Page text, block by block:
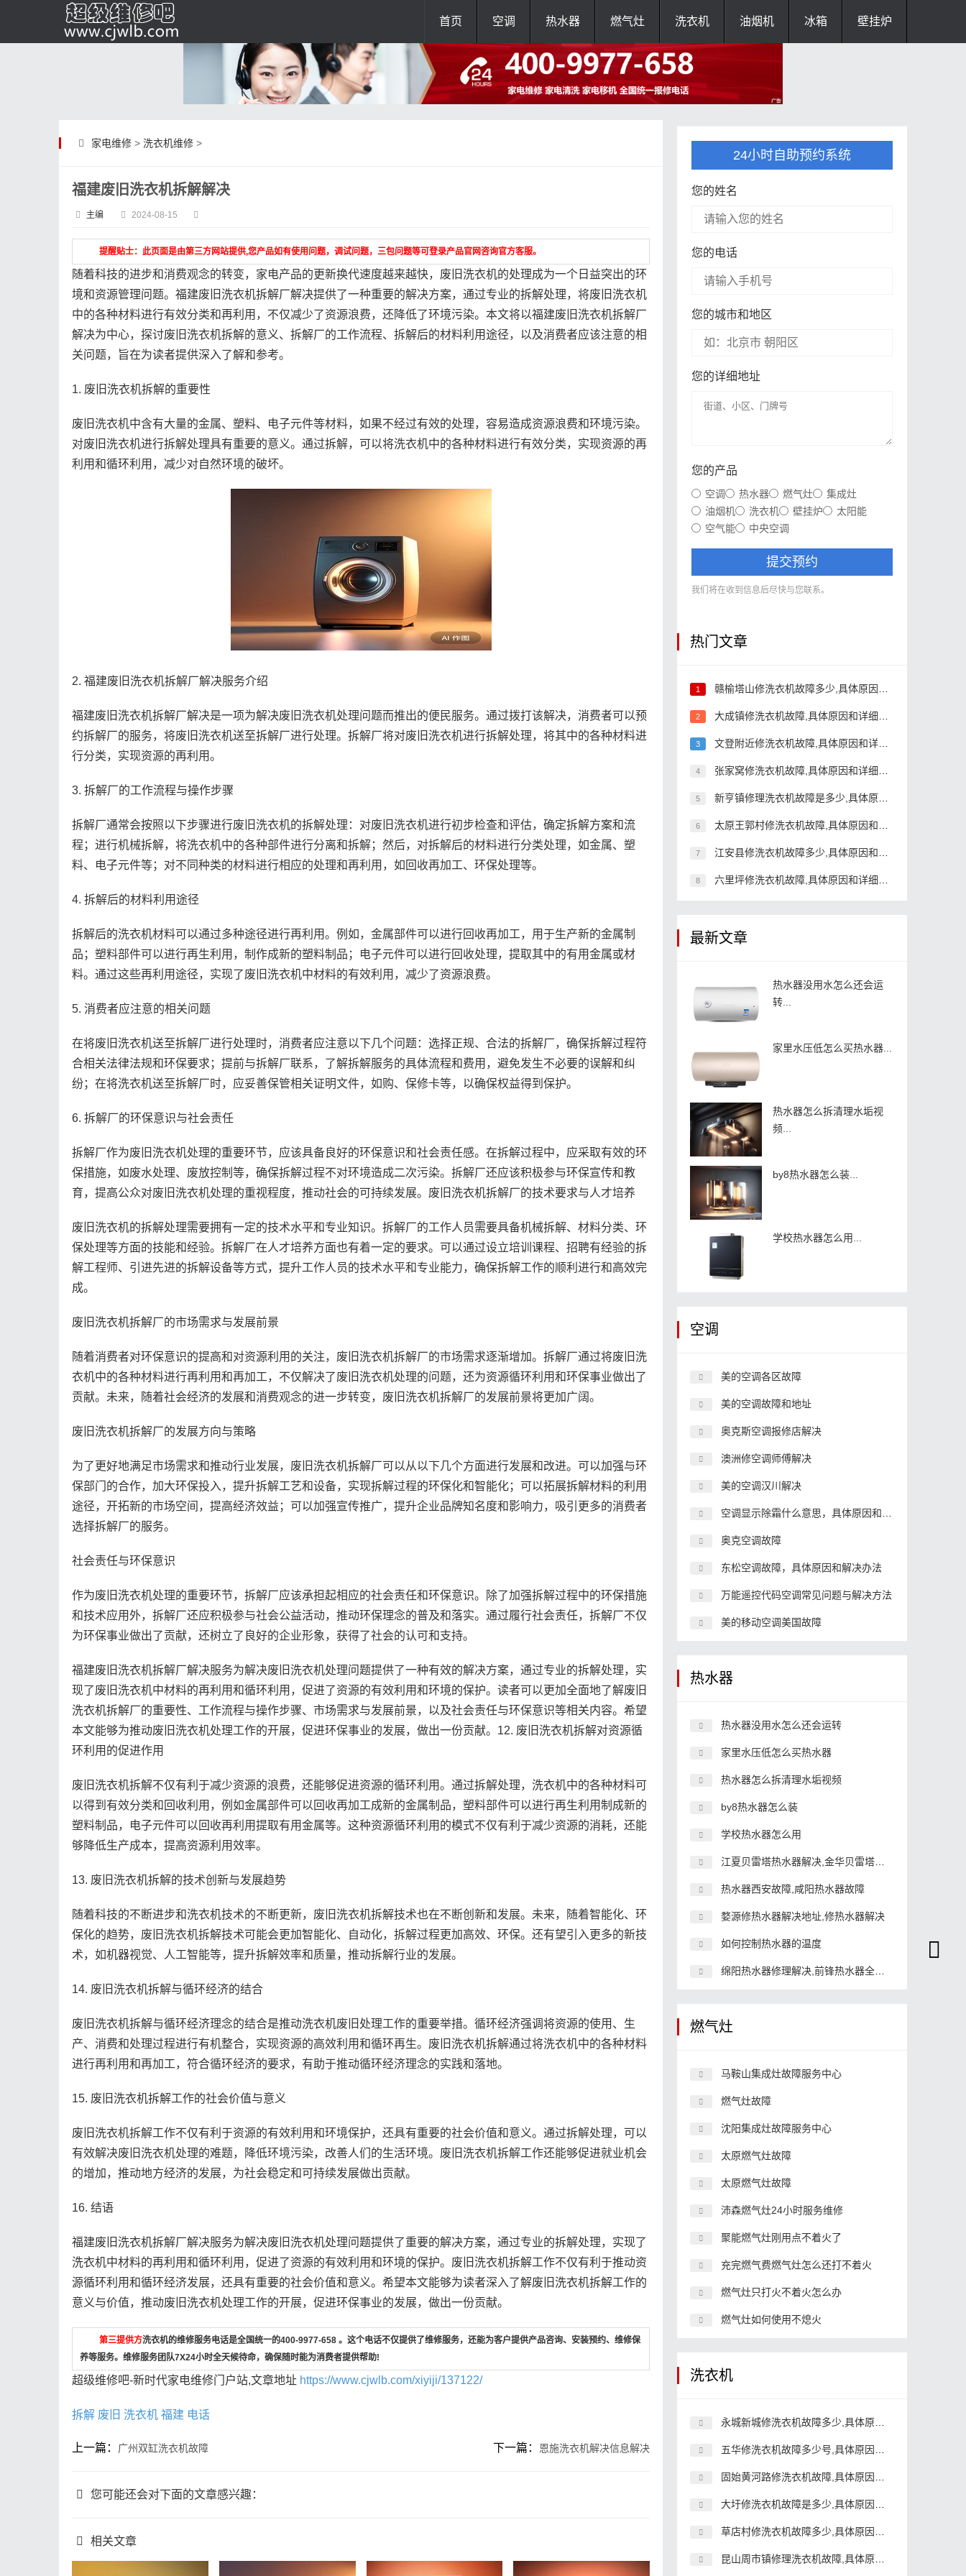
首页 空调 热水器 燃气灶 洗衣机 油烟机 冰箱 壁挂炉
家电维修> 洗衣机维修>
福建废旧洗衣机拆解解决
主编 2024-08-15
提醒贴士：此页面是由第三方网站提供,您产品如有使用问题，调试问题，三包问题等可登录产品官网咨询官方客服。
随着科技的进步和消费观念的转变，家电产品的更新换代速度越来越快，废旧洗衣机的处理成为一个日益突出的环
境和资源管理问题。福建废旧洗衣机拆解厂解决提供了一种重要的解决方案，通过专业的拆解处理，将废旧洗衣机
中的各种材料进行有效分类和再利用，不仅减少了资源浪费，还降低了环境污染。本文将以福建废旧洗衣机拆解厂
解决为中心，探讨废旧洗衣机拆解的意义、拆解厂的工作流程、拆解后的材料利用途径，以及消费者应该注意的相
关问题，旨在为读者提供深入了解和参考。
1. 废旧洗衣机拆解的重要性
废旧洗衣机中含有大量的金属、塑料、电子元件等材料，如果不经过有效的处理，容易造成资源浪费和环境污染。
对废旧洗衣机进行拆解处理具有重要的意义。通过拆解，可以将洗衣机中的各种材料进行有效分类，实现资源的再
利用和循环利用，减少对自然环境的破坏。
2. 福建废旧洗衣机拆解厂解决服务介绍
福建废旧洗衣机拆解厂解决是一项为解决废旧洗衣机处理问题而推出的便民服务。通过拨打该解决，消费者可以预
约拆解厂的服务，将废旧洗衣机送至拆解厂进行处理。拆解厂将对废旧洗衣机进行拆解处理，将其中的各种材料进
行分类，实现资源的再利用。
3. 拆解厂的工作流程与操作步骤
拆解厂通常会按照以下步骤进行废旧洗衣机的拆解处理：对废旧洗衣机进行初步检查和评估，确定拆解方案和流
程；进行机械拆解，将洗衣机中的各种部件进行分离和拆解；然后，对拆解后的材料进行分类处理，如金属、塑
料、电子元件等；对不同种类的材料进行相应的处理和再利用，如回收再加工、环保处理等。
4. 拆解后的材料利用途径
拆解后的洗衣机材料可以通过多种途径进行再利用。例如，金属部件可以进行回收再加工，用于生产新的金属制
品；塑料部件可以进行再生利用，制作成新的塑料制品；电子元件可以进行回收处理，提取其中的有用金属或材
料。通过这些再利用途径，实现了废旧洗衣机中材料的有效利用，减少了资源浪费。
5. 消费者应注意的相关问题
在将废旧洗衣机送至拆解厂进行处理时，消费者应注意以下几个问题：选择正规、合法的拆解厂，确保拆解过程符
合相关法律法规和环保要求；提前与拆解厂联系，了解拆解服务的具体流程和费用，避免发生不必要的误解和纠
纷；在将洗衣机送至拆解厂时，应妥善保管相关证明文件，如购、保修卡等，以确保权益得到保护。
6. 拆解厂的环保意识与社会责任
拆解厂作为废旧洗衣机处理的重要环节，应该具备良好的环保意识和社会责任感。在拆解过程中，应采取有效的环
保措施，如废水处理、废放控制等，确保拆解过程不对环境造成二次污染。拆解厂还应该积极参与环保宣传和教
育，提高公众对废旧洗衣机处理的重视程度，推动社会的可持续发展。废旧洗衣机拆解厂的技术要求与人才培养
废旧洗衣机的拆解处理需要拥有一定的技术水平和专业知识。拆解厂的工作人员需要具备机械拆解、材料分类、环
保处理等方面的技能和经验。拆解厂在人才培养方面也有着一定的要求。可以通过设立培训课程、招聘有经验的拆
解工程师、引进先进的拆解设备等方式，提升工作人员的技术水平和专业能力，确保拆解工作的顺利进行和高效完
成。
废旧洗衣机拆解厂的市场需求与发展前景
随着消费者对环保意识的提高和对资源利用的关注，废旧洗衣机拆解厂的市场需求逐渐增加。拆解厂通过将废旧洗
衣机中的各种材料进行再利用和再加工，不仅解决了废旧洗衣机处理的问题，还为资源循环利用和环保事业做出了
贡献。未来，随着社会经济的发展和消费观念的进一步转变，废旧洗衣机拆解厂的发展前景将更加广阔。
废旧洗衣机拆解厂的发展方向与策略
为了更好地满足市场需求和推动行业发展，废旧洗衣机拆解厂可以从以下几个方面进行发展和改进。可以加强与环
保部门的合作，加大环保投入，提升拆解工艺和设备，实现拆解过程的环保化和智能化；可以拓展拆解材料的利用
途径，开拓新的市场空间，提高经济效益；可以加强宣传推广，提升企业品牌知名度和影响力，吸引更多的消费者
选择拆解厂的服务。
社会责任与环保意识
作为废旧洗衣机处理的重要环节，拆解厂应该承担起相应的社会责任和环保意识。除了加强拆解过程中的环保措施
和技术应用外，拆解厂还应积极参与社会公益活动，推动环保理念的普及和落实。通过履行社会责任，拆解厂不仅
为环保事业做出了贡献，还树立了良好的企业形象，获得了社会的认可和支持。
福建废旧洗衣机拆解厂解决服务为解决废旧洗衣机处理问题提供了一种有效的解决方案，通过专业的拆解处理，实
现了废旧洗衣机中材料的再利用和循环利用，促进了资源的有效利用和环境的保护。读者可以更加全面地了解废旧
洗衣机拆解厂的重要性、工作流程与操作步骤、市场需求与发展前景，以及社会责任与环保意识等相关内容。希望
本文能够为推动废旧洗衣机处理工作的开展，促进环保事业的发展，做出一份贡献。12. 废旧洗衣机拆解对资源循
环利用的促进作用
废旧洗衣机拆解不仅有利于减少资源的浪费，还能够促进资源的循环利用。通过拆解处理，洗衣机中的各种材料可
以得到有效分类和回收利用，例如金属部件可以回收再加工成新的金属制品，塑料部件可以进行再生利用制成新的
塑料制品，电子元件可以回收再利用提取有用金属等。这种资源循环利用的模式不仅有利于减少资源的消耗，还能
够降低生产成本，提高资源利用效率。
13. 废旧洗衣机拆解的技术创新与发展趋势
随着科技的不断进步和洗衣机技术的不断更新，废旧洗衣机拆解技术也在不断创新和发展。未来，随着智能化、环
保化的趋势，废旧洗衣机拆解技术可能会更加智能化、自动化，拆解过程更加高效、环保。还有望引入更多的新技
术，如机器视觉、人工智能等，提升拆解效率和质量，推动拆解行业的发展。
14. 废旧洗衣机拆解与循环经济的结合
废旧洗衣机拆解与循环经济理念的结合是推动洗衣机废旧处理工作的重要举措。循环经济强调将资源的使用、生
产、消费和处理过程进行有机整合，实现资源的高效利用和循环再生。废旧洗衣机拆解通过将洗衣机中的各种材料
进行再利用和再加工，符合循环经济的要求，有助于推动循环经济理念的实践和落地。
15. 废旧洗衣机拆解工作的社会价值与意义
废旧洗衣机拆解工作不仅有利于资源的有效利用和环境保护，还具有重要的社会价值和意义。通过拆解处理，可以
有效解决废旧洗衣机处理的难题，降低环境污染，改善人们的生活环境。废旧洗衣机拆解工作还能够促进就业机会
的增加，推动地方经济的发展，为社会稳定和可持续发展做出贡献。
16. 结语
福建废旧洗衣机拆解厂解决服务为解决废旧洗衣机处理问题提供了重要的解决方案，通过专业的拆解处理，实现了
洗衣机中材料的再利用和循环利用，促进了资源的有效利用和环境的保护。废旧洗衣机拆解工作不仅有利于推动资
源循环利用和循环经济发展，还具有重要的社会价值和意义。希望本文能够为读者深入了解废旧洗衣机拆解工作的
意义与价值，推动废旧洗衣机处理工作的开展，促进环保事业的发展，做出一份贡献。
第三提供方洗衣机的维修服务电话是全国统一的400-9977-658 。这个电话不仅提供了维修服务，还能为客户提供产品咨询、安装预约、维修保
养等服务。维修服务团队7X24小时全天候待命，确保随时能为消费者提供帮助!
超级维修吧-新时代家电维修门户站,文章地址 https://www.cjwlb.com/xiyiji/137122/
拆解 废旧 洗衣机 福建 电话
上一篇： 广州双缸洗衣机故障 下一篇： 恩施洗衣机解决信息解决
您可能还会对下面的文章感兴趣：
相关文章
24小时自助预约系统
您的姓名
您的电话
您的城市和地区
您的详细地址
您的产品
空调 热水器 燃气灶
集成灶
油烟机
洗衣机 壁挂炉
太阳能
空气能
中央空调
提交预约
我们将在收到信息后尽快与您联系。
热门文章
1 赣榆塔山修洗衣机故障多少,具体原因和详细解决方法
2 大成镇修洗衣机故障,具体原因和详细解决方法
3 文登附近修洗衣机故障,具体原因和详细解决方法
4 张家窝修洗衣机故障,具体原因和详细解决方法
5 新亨镇修理洗衣机故障是多少,具体原因和详细解决方法
6 太原王郭村修洗衣机故障,具体原因和详细解决方法
7 江安县修洗衣机故障多少,具体原因和详细解决方法
8 六里坪修洗衣机故障,具体原因和详细解决方法
最新文章
热水器没用水怎么还会运
转...
家里水压低怎么买热水器...
热水器怎么拆清理水垢视
频...
by8热水器怎么装...
学校热水器怎么用...
空调
美的空调各区故障
美的空调故障和地址
奥克斯空调报修店解决
澳洲修空调师傅解决
美的空调汉川解决
空调显示除霜什么意思，具体原因和解决办法
奥克空调故障
东松空调故障，具体原因和解决办法
万能遥控代码空调常见问题与解决方法
美的移动空调美国故障
热水器
热水器没用水怎么还会运转
家里水压低怎么买热水器
热水器怎么拆清理水垢视频
by8热水器怎么装
学校热水器怎么用
江夏贝雷塔热水器解决,金华贝雷塔壁挂炉故障
热水器西安故障,咸阳热水器故障
婺源修热水器解决地址,修热水器解决
如何控制热水器的温度
绵阳热水器修理解决,前锋热水器全国400解决
燃气灶
马鞍山集成灶故障服务中心
燃气灶故障
沈阳集成灶故障服务中心
太原燃气灶故障
太原燃气灶故障
沛森燃气灶24小时服务维修
聚能燃气灶刚用点不着火了
充完燃气费燃气灶怎么还打不着火
燃气灶只打火不着火怎么办
燃气灶如何使用不熄火
洗衣机
永城新城修洗衣机故障多少,具体原因和详细解决方法
五华修洗衣机故障多少号,具体原因和详细解决方法
固始黄河路修洗衣机故障,具体原因和详细解决方法
大圩修洗衣机故障是多少,具体原因和详细解决方法
草店村修洗衣机故障多少,具体原因和详细解决方法
昆山周市镇修理洗衣机故障,具体原因和详细解决方法